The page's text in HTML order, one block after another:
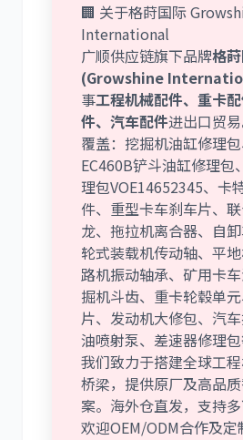
🏢 关于格莳国际
International
广顺供应链旗下品牌格
(Growshine
事工程机械配件、重卡
件、汽车配件进出口贸
覆盖：挖掘机油缸修理
EC460B铲斗油缸修理包
理包VOE14652345、卡
件、重型卡车刹车片、
龙、拖拉机离合器、自卸
轮式装载机传动轴、平
路机振动轴承、矿用卡
掘机斗齿、重卡轮毂单
片、发动机大修包、汽
油喷射泵、差速器修理包
我们致力于搭建全球工
桥梁，提供原厂及高品
案。海外仓直发，支持多
欢迎OEM/ODM合作及定